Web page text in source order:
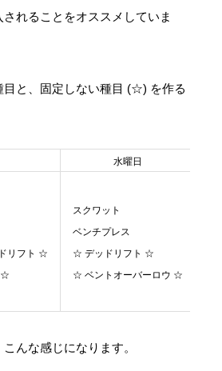
れることをオススメしていま
目と、固定しない種目 (☆) を作る
水曜日
リフト ☆
☆
スクワット
ベンチプレス
☆ デッドリフト ☆
☆ ベントオーバーロウ ☆
んな感じになります。